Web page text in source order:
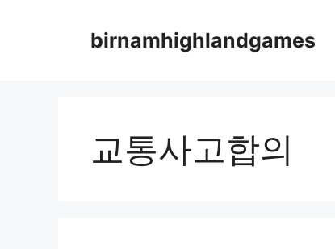
birnamhighlandgames
교통사고합의